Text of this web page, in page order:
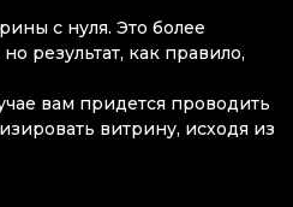
с нуля. Это более
результат, как правило,
вам придется проводить
витрину, исходя из